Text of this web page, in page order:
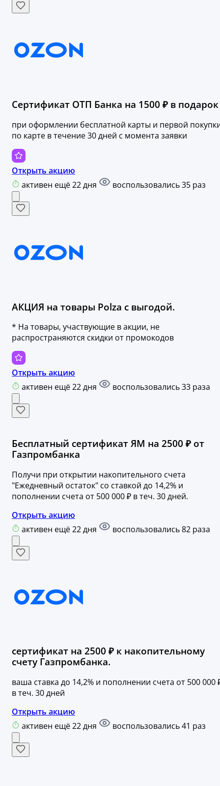
Сертификат ОТП Банка на 1500 ₽ в подарок
при оформлении бесплатной карты и первой
по карте в течение 30 дней с момента заявки
Открыть акцию
активен ещё 22 дня
воспользовались 35 раз
АКЦИЯ на товары Polza с выгодой.
* На товары, участвующие в акции, не
распространяются скидки от промокодов
Открыть акцию
активен ещё 22 дня
воспользовались 33 раза
Бесплатный сертификат ЯМ на 2500 ₽ от
Газпромбанка
Получи при открытии накопительного счета
"Ежедневный остаток" со ставкой до 14,2% и
пополнении счета от 500 000 ₽ в теч. 30 дней.
Открыть акцию
активен ещё 22 дня
воспользовались 82 раза
сертификат на 2500 ₽ к накопительному
счету Газпромбанка.
ваша ставка до 14,2% и пополнении счета от 500 000
в теч. 30 дней
Открыть акцию
активен ещё 22 дня
воспользовались 41 раз